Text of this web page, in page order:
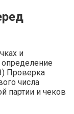
и
Проверка
числа
партии и чеков